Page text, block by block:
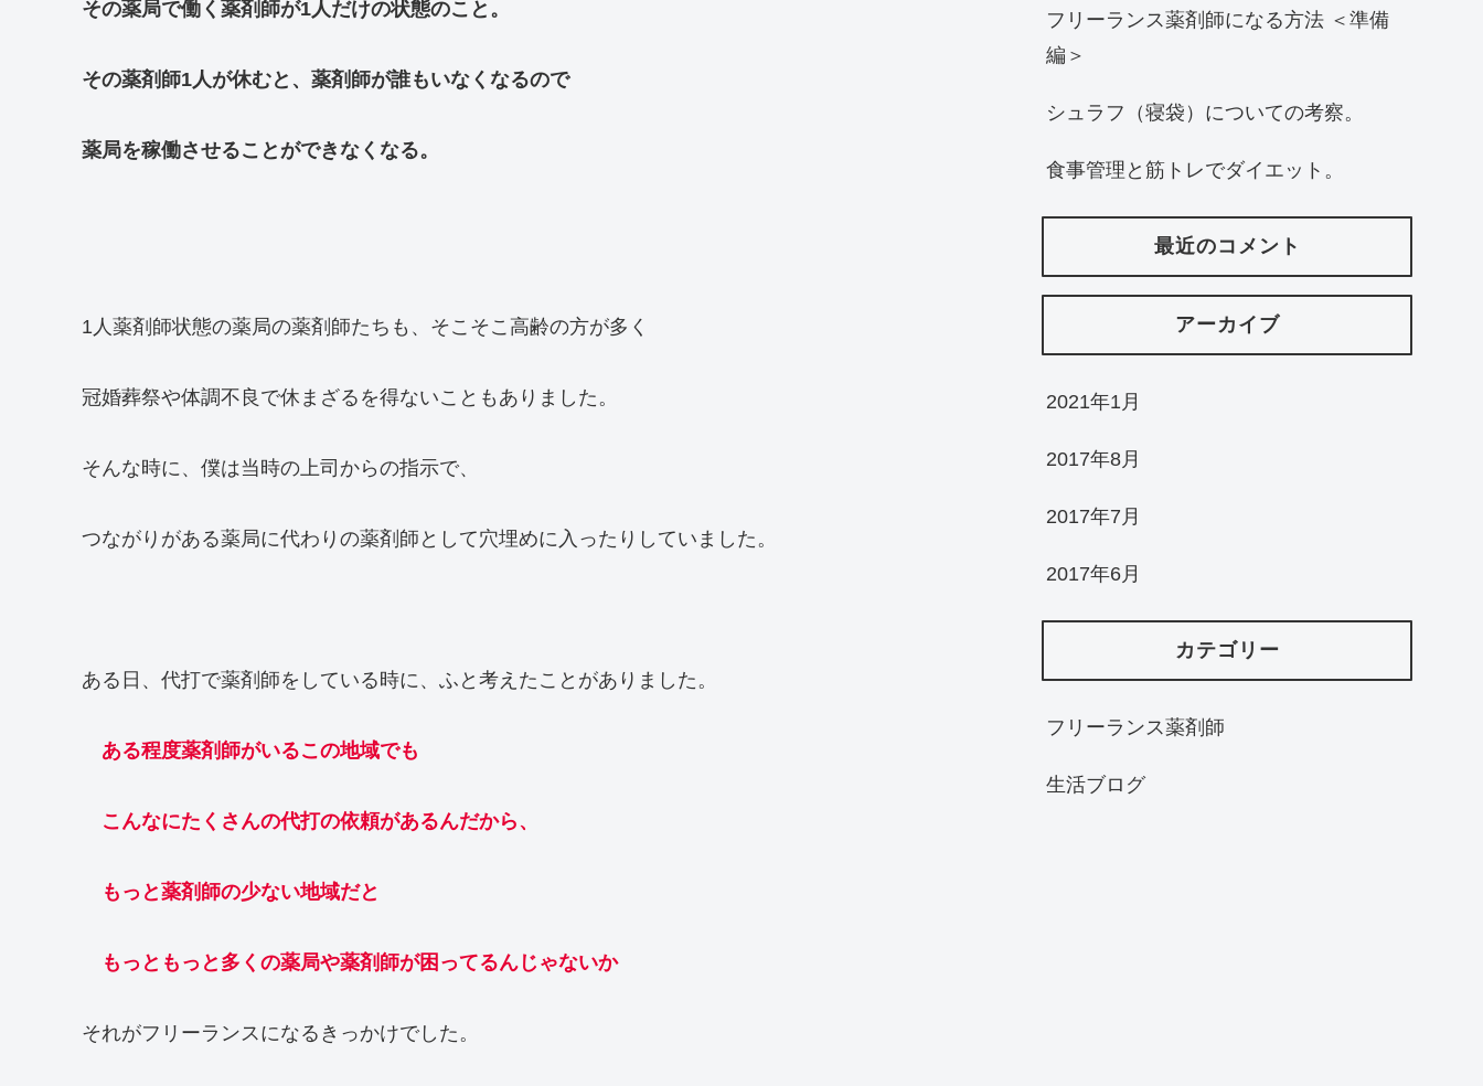
その薬局で働く薬剤師が1人だけの状態のこと。
その薬剤師1人が休むと、薬剤師が誰もいなくなるので
薬局を稼働させることができなくなる。
1人薬剤師状態の薬局の薬剤師たちも、そこそこ高齢の方が多く
冠婚葬祭や体調不良で休まざるを得ないこともありました。
そんな時に、僕は当時の上司からの指示で、
つながりがある薬局に代わりの薬剤師として穴埋めに入ったりしていました。
ある日、代打で薬剤師をしている時に、ふと考えたことがありました。
ある程度薬剤師がいるこの地域でも
こんなにたくさんの代打の依頼があるんだから、
もっと薬剤師の少ない地域だと
もっともっと多くの薬局や薬剤師が困ってるんじゃないか
それがフリーランスになるきっかけでした。
フリーランス薬剤師になる方法 ＜準備
編＞
シュラフ（寝袋）についての考察。
食事管理と筋トレでダイエット。
最近のコメント
アーカイブ
2021年1月
2017年8月
2017年7月
2017年6月
カテゴリー
フリーランス薬剤師
生活ブログ